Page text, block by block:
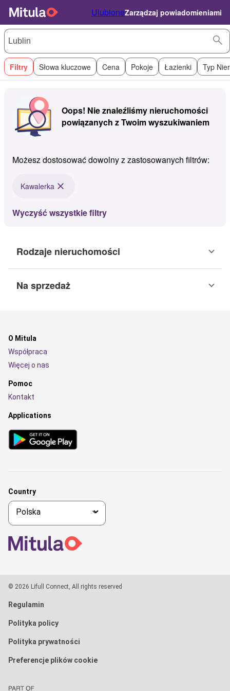
UlubioneZarządzaj powiadomieniami
Filtry Słowa kluczowe Cena Pokoje Łazienki Typ
Oops! Nie znaleźliśmy nieruchomości
powiązanych z Twoim wyszukiwaniem
Możesz dostosować dowolny z zastosowanych filtrów:
Kawalerka
Wyczyść wszystkie filtry
Rodzaje nieruchomości
Na sprzedaż
O Mitula
Współpraca
Więcej o nas
Pomoc
Kontakt
Applications
Country
© 2026 Lifull Connect, All rights reserved
Regulamin
Polityka policy
Polityka prywatności
Preferencje plików cookie